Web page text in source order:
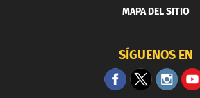
MAPA DEL SITIO
SÍGUENOS EN